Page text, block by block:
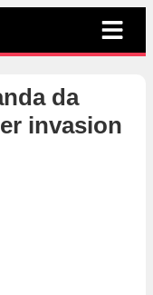
da
invasion